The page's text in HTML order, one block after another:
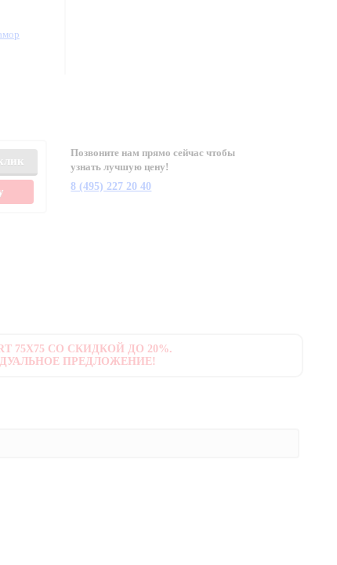
Позвоните нам прямо сейчас чтобы
узнать лучшую цену!
8 (495) 227 20 40
75X75 СО СКИДКОЙ ДО 20%.
ПРЕДЛОЖЕНИЕ!